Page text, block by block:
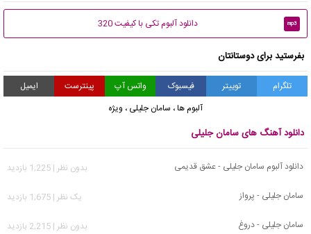
mp3 دانلود آلبوم تکی با کیفیت 320
بفرستید برای دوستانتان
تلگرام توییتر فیسبوک واتس آپ پینترست
ایمیل
آلبوم ها، سامان جلیلی ، ویژه
دانلود آهنگ های سامان جلیلی
دانلود آلبوم سامان جلیلی - عشق قدیمی
بدون نظر | 1,225 بازدید
سامان جلیلی - پرواز
يک نظر | 1,675 بازدید
سامان جلیلی - دروغ
بدون نظر | 2,215 بازدید